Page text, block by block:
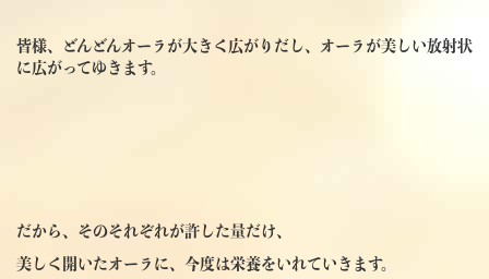
皆様、どんどんオーラが大きく広がりだし、オーラが美しい放射状
に広がってゆきます。
だから、そのそれぞれが許した量だけ、
美しく開いたオーラに、今度は栄養をいれていきます。